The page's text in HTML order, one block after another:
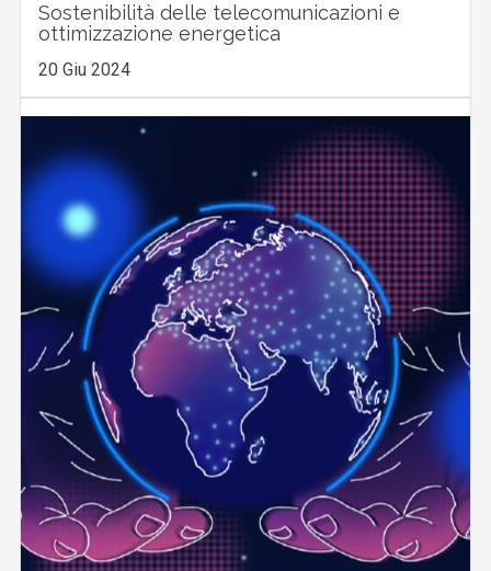
Sostenibilità delle telecomunicazioni e
ottimizzazione energetica
20 Giu 2024